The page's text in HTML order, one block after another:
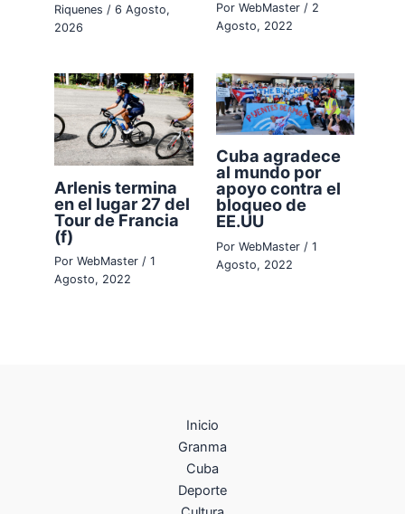
Riquenes/6 Agosto,
2026
Por WebMaster / 2
Agosto, 2022
Arlenis termina
en el lugar 27 del
Tour de Francia
(f)
PorWebMaster /1
Agosto, 2022
Cuba agradece
al mundo por
apoyo contra el
bloqueo de
EE.UU
Por WebMaster / 1
Agosto, 2022
Inicio
Granma
Cuba
Deporte